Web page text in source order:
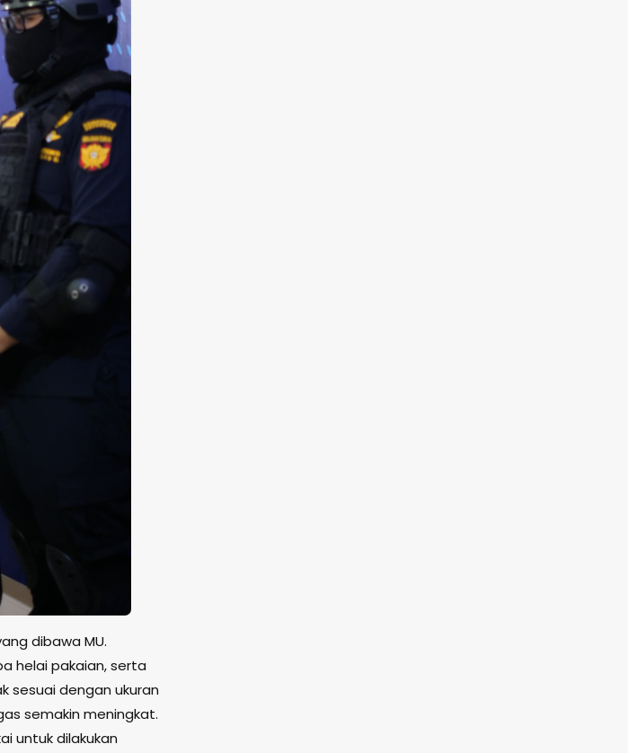
dibawa MU.
helai pakaian, serta
sesuai dengan ukuran
semakin meningkat.
untuk dilakukan